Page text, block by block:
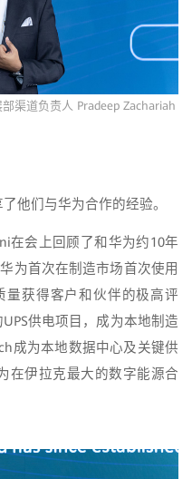
渠道负责人 Pradeep Zachariah
他们与华为合作的经验。
在会上回顾了和华为约10年
为首次在制造市场首次使用
量获得客户和伙伴的极高评
供电项目，成为本地制造
成为本地数据中心及关键供
在伊拉克最大的数字能源合